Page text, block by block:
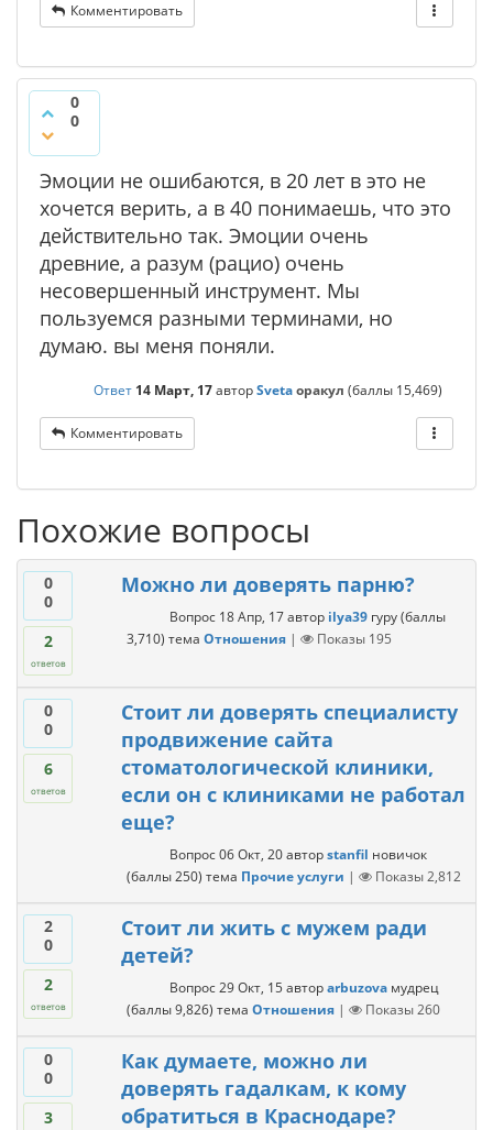
Комментировать
0
0
Эмоции не ошибаются, в 20 лет в это не
хочется верить, а в 40 понимаешь, что это
действительно так. Эмоции очень
древние, а разум (рацио) очень
несовершенный инструмент. Мы
пользуемся разными терминами, но
думаю. вы меня поняли.
Ответ 14 Март, 17авторSvetaоракул (баллы 15,469)
Комментировать
Похожие вопросы
0
0
2
ответов
Можно ли доверять парню?
Вопрос 18 Апр, 17 автор ilya39 гуру (баллы
3,710) тема Отношения | Показы 195
0
0
6
ответов
Стоит ли доверять специалисту
продвижение сайта
стоматологической клиники,
если он с клиниками не работал
еще?
Вопрос 06 Окт, 20 авторstanfil новичок
(баллы250) тема Прочие услуги | Показы2,812
2
0
2
ответов
Стоит ли жить с мужем ради
детей?
Вопрос 29 Окт, 15 авторarbuzova мудрец
(баллы9,826) тема Отношения | Показы260
0
0
3
Как думаете, можно ли
доверять гадалкам, к кому
обратиться в Краснодаре?